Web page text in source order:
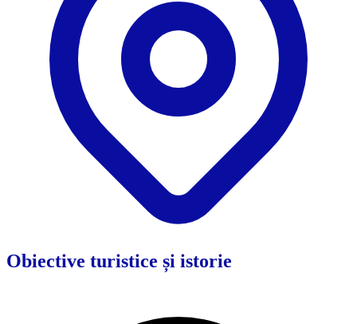
Obiective turistice și istorie